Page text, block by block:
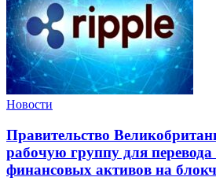
Новости
Правительство
рабочую группу для
финансовых активов на